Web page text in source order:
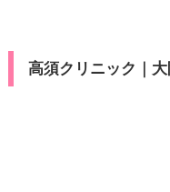
高須クリニック｜